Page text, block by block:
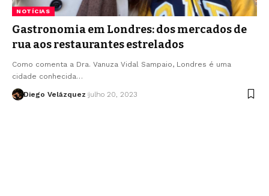
NOTÍCIAS
Gastronomia em Londres: dos mercados de
rua aos restaurantes estrelados
Como comenta a Dra. Vanuza Vidal Sampaio, Londres é uma
cidade conhecida…
Diego Velázquez julho 20, 2023